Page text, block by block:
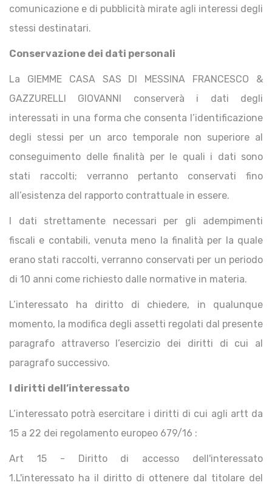
comunicazione e di pubblicità mirate agli interessi degli
stessi destinatari.
Conservazione dei dati personali
La GIEMME CASA SAS DI MESSINA FRANCESCO &
GAZZURELLI GIOVANNI conserverà i dati degli
interessati in una forma che consenta l’identificazione
degli stessi per un arco temporale non superiore al
conseguimento delle finalità per le quali i dati sono
stati raccolti; verranno pertanto conservati fino
all’esistenza del rapporto contrattuale in essere.
I dati strettamente necessari per gli adempimenti
fiscali e contabili, venuta meno la finalità per la quale
erano stati raccolti, verranno conservati per un periodo
di 10 anni come richiesto dalle normative in materia.
L’interessato ha diritto di chiedere, in qualunque
momento, la modifica degli assetti regolati dal presente
paragrafo attraverso l’esercizio dei diritti di cui al
paragrafo successivo.
I diritti dell’interessato
L’interessato potrà esercitare i diritti di cui agli artt da
15 a 22 dei regolamento europeo 679/16 :
Art 15 - Diritto di accesso dell'interessato
1.L'interessato ha il diritto di ottenere dal titolare del